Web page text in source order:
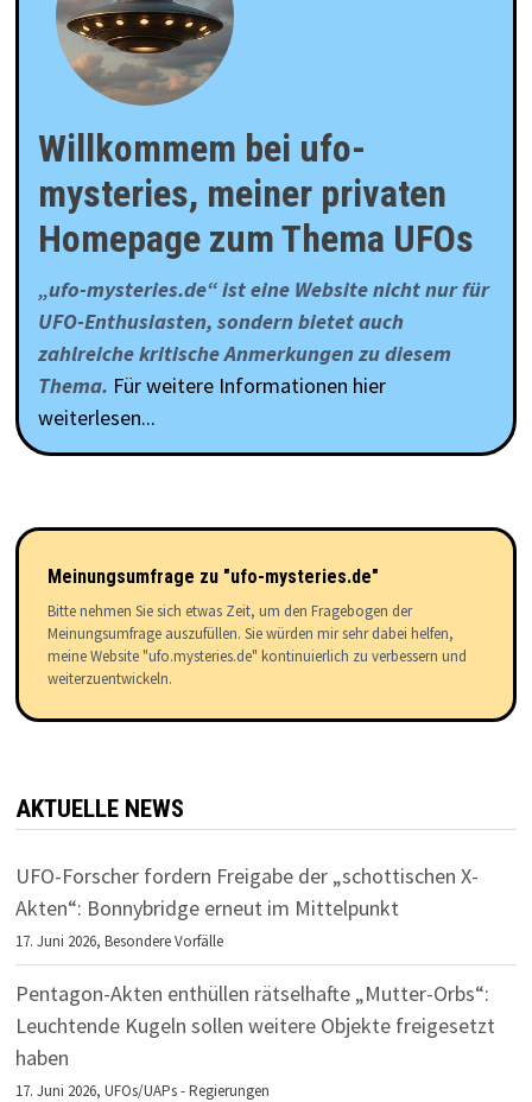
Willkommem bei ufo-
mysteries, meiner privaten
Homepage zum Thema UFOs
„ufo-mysteries.de“ ist eine Website nicht nur für
UFO-Enthusiasten, sondern bietet auch
zahlreiche kritische Anmerkungen zu diesem
Thema. Für weitere Informationen hier
weiterlesen...
Meinungsumfrage zu "ufo-mysteries.de"
Bitte nehmen Sie sich etwas Zeit, um den Fragebogen der
Meinungsumfrage auszufüllen. Sie würden mir sehr dabei helfen,
meine Website "ufo.mysteries.de" kontinuierlich zu verbessern und
weiterzuentwickeln.
AKTUELLE NEWS
UFO-Forscher fordern Freigabe der „schottischen X-
Akten“: Bonnybridge erneut im Mittelpunkt
17. Juni 2026,Besondere Vorfälle
Pentagon-Akten enthüllen rätselhafte „Mutter-Orbs“:
Leuchtende Kugeln sollen weitere Objekte freigesetzt
haben
17. Juni 2026,UFOs/UAPs - Regierungen